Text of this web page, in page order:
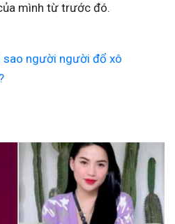
mình từ trước đó.
sao người người đổ xô